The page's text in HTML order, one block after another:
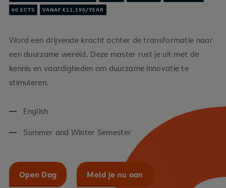
60 ECTS
VANAF €11.190/YEAR
Word een drijvende kracht achter de transformatie naar
een duurzame wereld. Deze master rust je uit met de
kennis en vaardigheden om duurzame innovatie te
stimuleren.
English
Summer and Winter Semester
Open Dag Meld je nu aan